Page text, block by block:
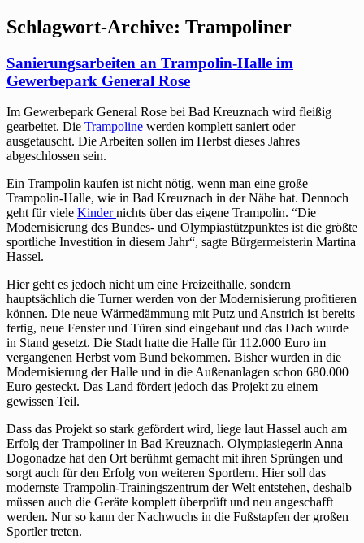
Schlagwort-Archive: Trampoliner
Sanierungsarbeiten an Trampolin-Halle im
Gewerbepark General Rose
Im Gewerbepark General Rose bei Bad Kreuznach wird fleißig
gearbeitet. Die Trampoline werden komplett saniert oder
ausgetauscht. Die Arbeiten sollen im Herbst dieses Jahres
abgeschlossen sein.
Ein Trampolin kaufen ist nicht nötig, wenn man eine große
Trampolin-Halle, wie in Bad Kreuznach in der Nähe hat. Dennoch
geht für viele Kindernichts über das eigene Trampolin. “Die
Modernisierung des Bundes- und Olympiastützpunktes ist die größte
sportliche Investition in diesem Jahr“, sagte Bürgermeisterin Martina
Hassel.
Hier geht es jedoch nicht um eine Freizeithalle, sondern
hauptsächlich die Turner werden von der Modernisierung profitieren
können. Die neue Wärmedämmung mit Putz und Anstrich ist bereits
fertig, neue Fenster und Türen sind eingebaut und das Dach wurde
in Stand gesetzt. Die Stadt hatte die Halle für 112.000 Euro im
vergangenen Herbst vom Bund bekommen. Bisher wurden in die
Modernisierung der Halle und in die Außenanlagen schon 680.000
Euro gesteckt. Das Land fördert jedoch das Projekt zu einem
gewissen Teil.
Dass das Projekt so stark gefördert wird, liege laut Hassel auch am
Erfolg der Trampoliner in Bad Kreuznach. Olympiasiegerin Anna
Dogonadze hat den Ort berühmt gemacht mit ihren Sprüngen und
sorgt auch für den Erfolg von weiteren Sportlern. Hier soll das
modernste Trampolin-Trainingszentrum der Welt entstehen, deshalb
müssen auch die Geräte komplett überprüft und neu angeschafft
werden. Nur so kann der Nachwuchs in die Fußstapfen der großen
Sportler treten.